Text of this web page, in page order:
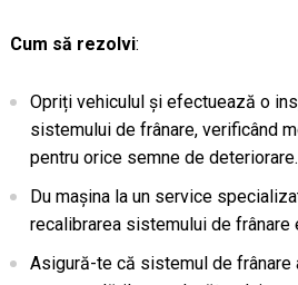
Cum să rezolvi:
Opriți vehiculul și efectuează o
sistemului de frânare, verificând
pentru orice semne de deteriorare.
Du mașina la un service
recalibrarea sistemului de frânare
Asigură-te că sistemul de